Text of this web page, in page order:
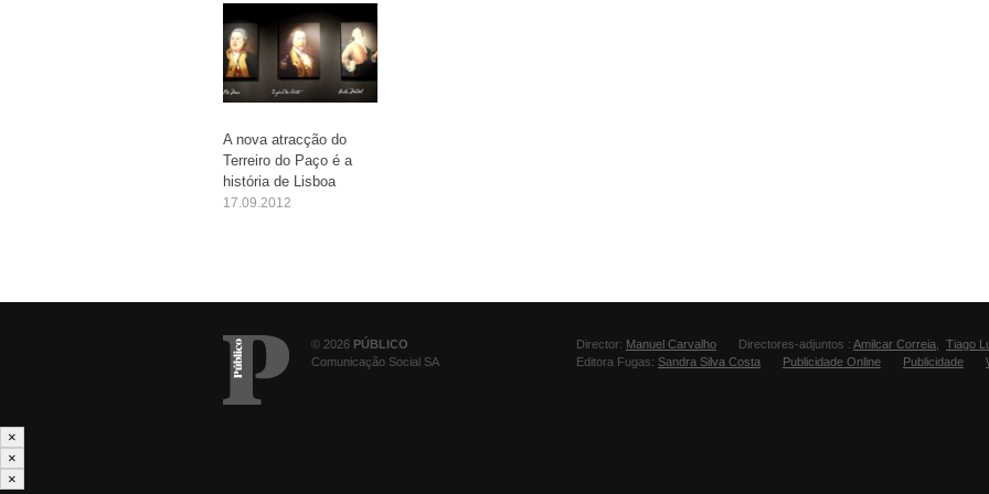
A nova atracção do
Terreiro do Paço é a
história de Lisboa
17.09.2012
© 2026 PÚBLICO
Comunicação Social SA
Director: Manuel Carvalho Directores-adjuntos : Amilcar Correia Tiago
Editora Fugas: Sandra Silva Costa Publicidade Online Publicidade
×
×
×